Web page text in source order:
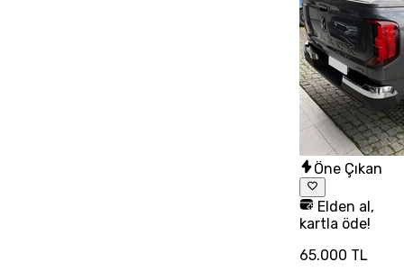
Öne Çıkan
Elden al,
kartla öde!
65.000 TL